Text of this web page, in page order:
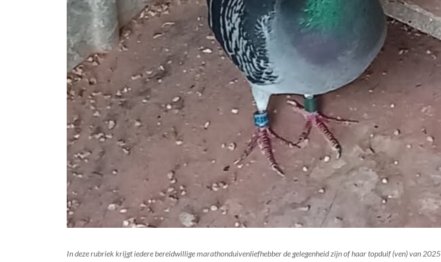
In deze rubriek krijgt iedere bereidwillige marathonduivenliefhebber de gelegenheid zijn of haar topduif (ven) van